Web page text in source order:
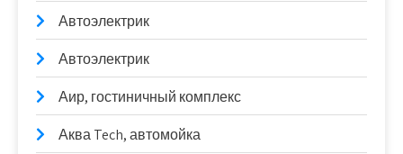
Автоэлектрик
Автоэлектрик
Аир, гостиничный комплекс
Аква Tech, автомойка